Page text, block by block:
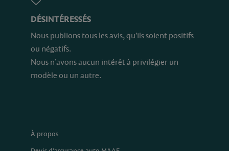
DÉSINTÉRESSÉS
Nous publions tous les avis, qu’ils soient positifs
ou négatifs.
Nous n’avons aucun intérêt à privilégier un
modèle ou un autre.
À propos